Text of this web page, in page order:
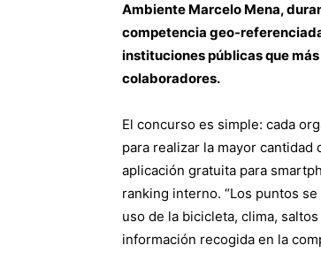
Ambiente Marcelo Mena,
competencia geo-
instituciones públicas que
colaboradores.
El concurso es simple: cada
para realizar la mayor
aplicación gratuita para
ranking interno. “Los puntos
uso de la bicicleta, clima,
información recogida en la